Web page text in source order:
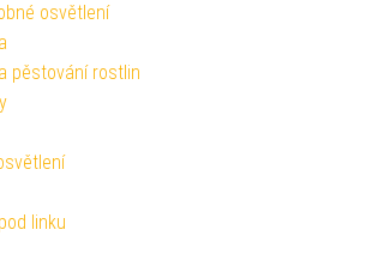
osvětlení
pěstování rostlin
linku